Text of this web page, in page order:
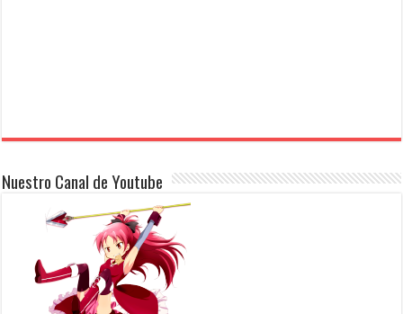
Nuestro Canal de Youtube